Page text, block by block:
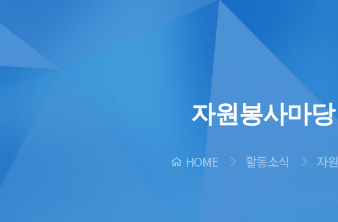
자원봉사마당
HOME 활동소식 자